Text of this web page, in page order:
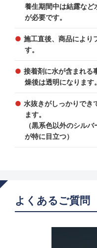
養生期間中は結露など
が必要です。
施工直後、商品により
す。
接着剤に水が含まれる
燥後は透明になります。
水抜きがしっかりでき
ます。
（黒系色以外のシル
が特に目立つ）
よくあるご質問